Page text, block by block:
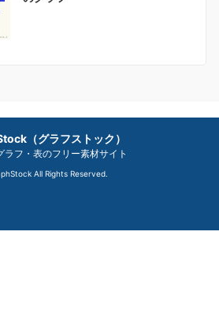
（グラフストック）
ラフ・表のフリー素材サイト
All Rights Reserved.